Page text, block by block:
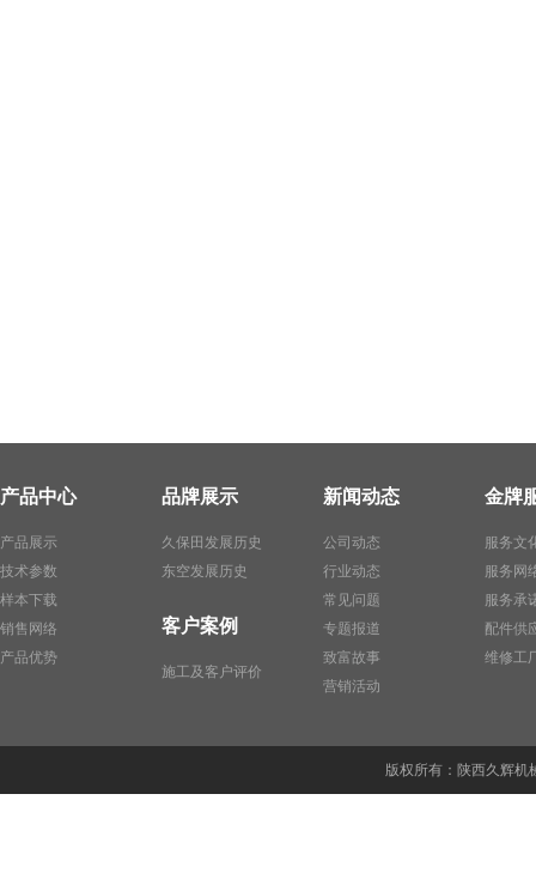
产品中心
产品展示
技术参数
样本下载
销售网络
产品优势
品牌展示
久保田发展历史
东空发展历史
客户案例
施工及客户评价
新闻动态
公司动态
行业动态
常见问题
专题报道
致富故事
营销活动
金牌
服务文
服务网
服务承
配件供
维修工
版权所有：陕西久辉